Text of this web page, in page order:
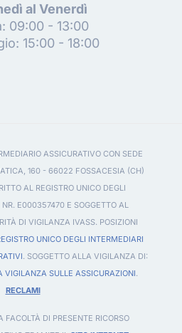
al Venerdì
09:00 - 13:00
15:00 - 18:00
ASSICURATIVO CON SEDE
160 - 66022 FOSSACESIA (CH)
AL REGISTRO UNICO DEGLI
NR. E000357470 E SOGGETTO AL
DI VIGILANZA IVASS. POSIZIONI
UNICO DEGLI INTERMEDIARI
. SOGGETTO ALLA VIGILANZA DI:
VIGILANZA SULLE ASSICURAZIONI.
RECLAMI
FACOLTÀ DI PRESENTE RICORSO